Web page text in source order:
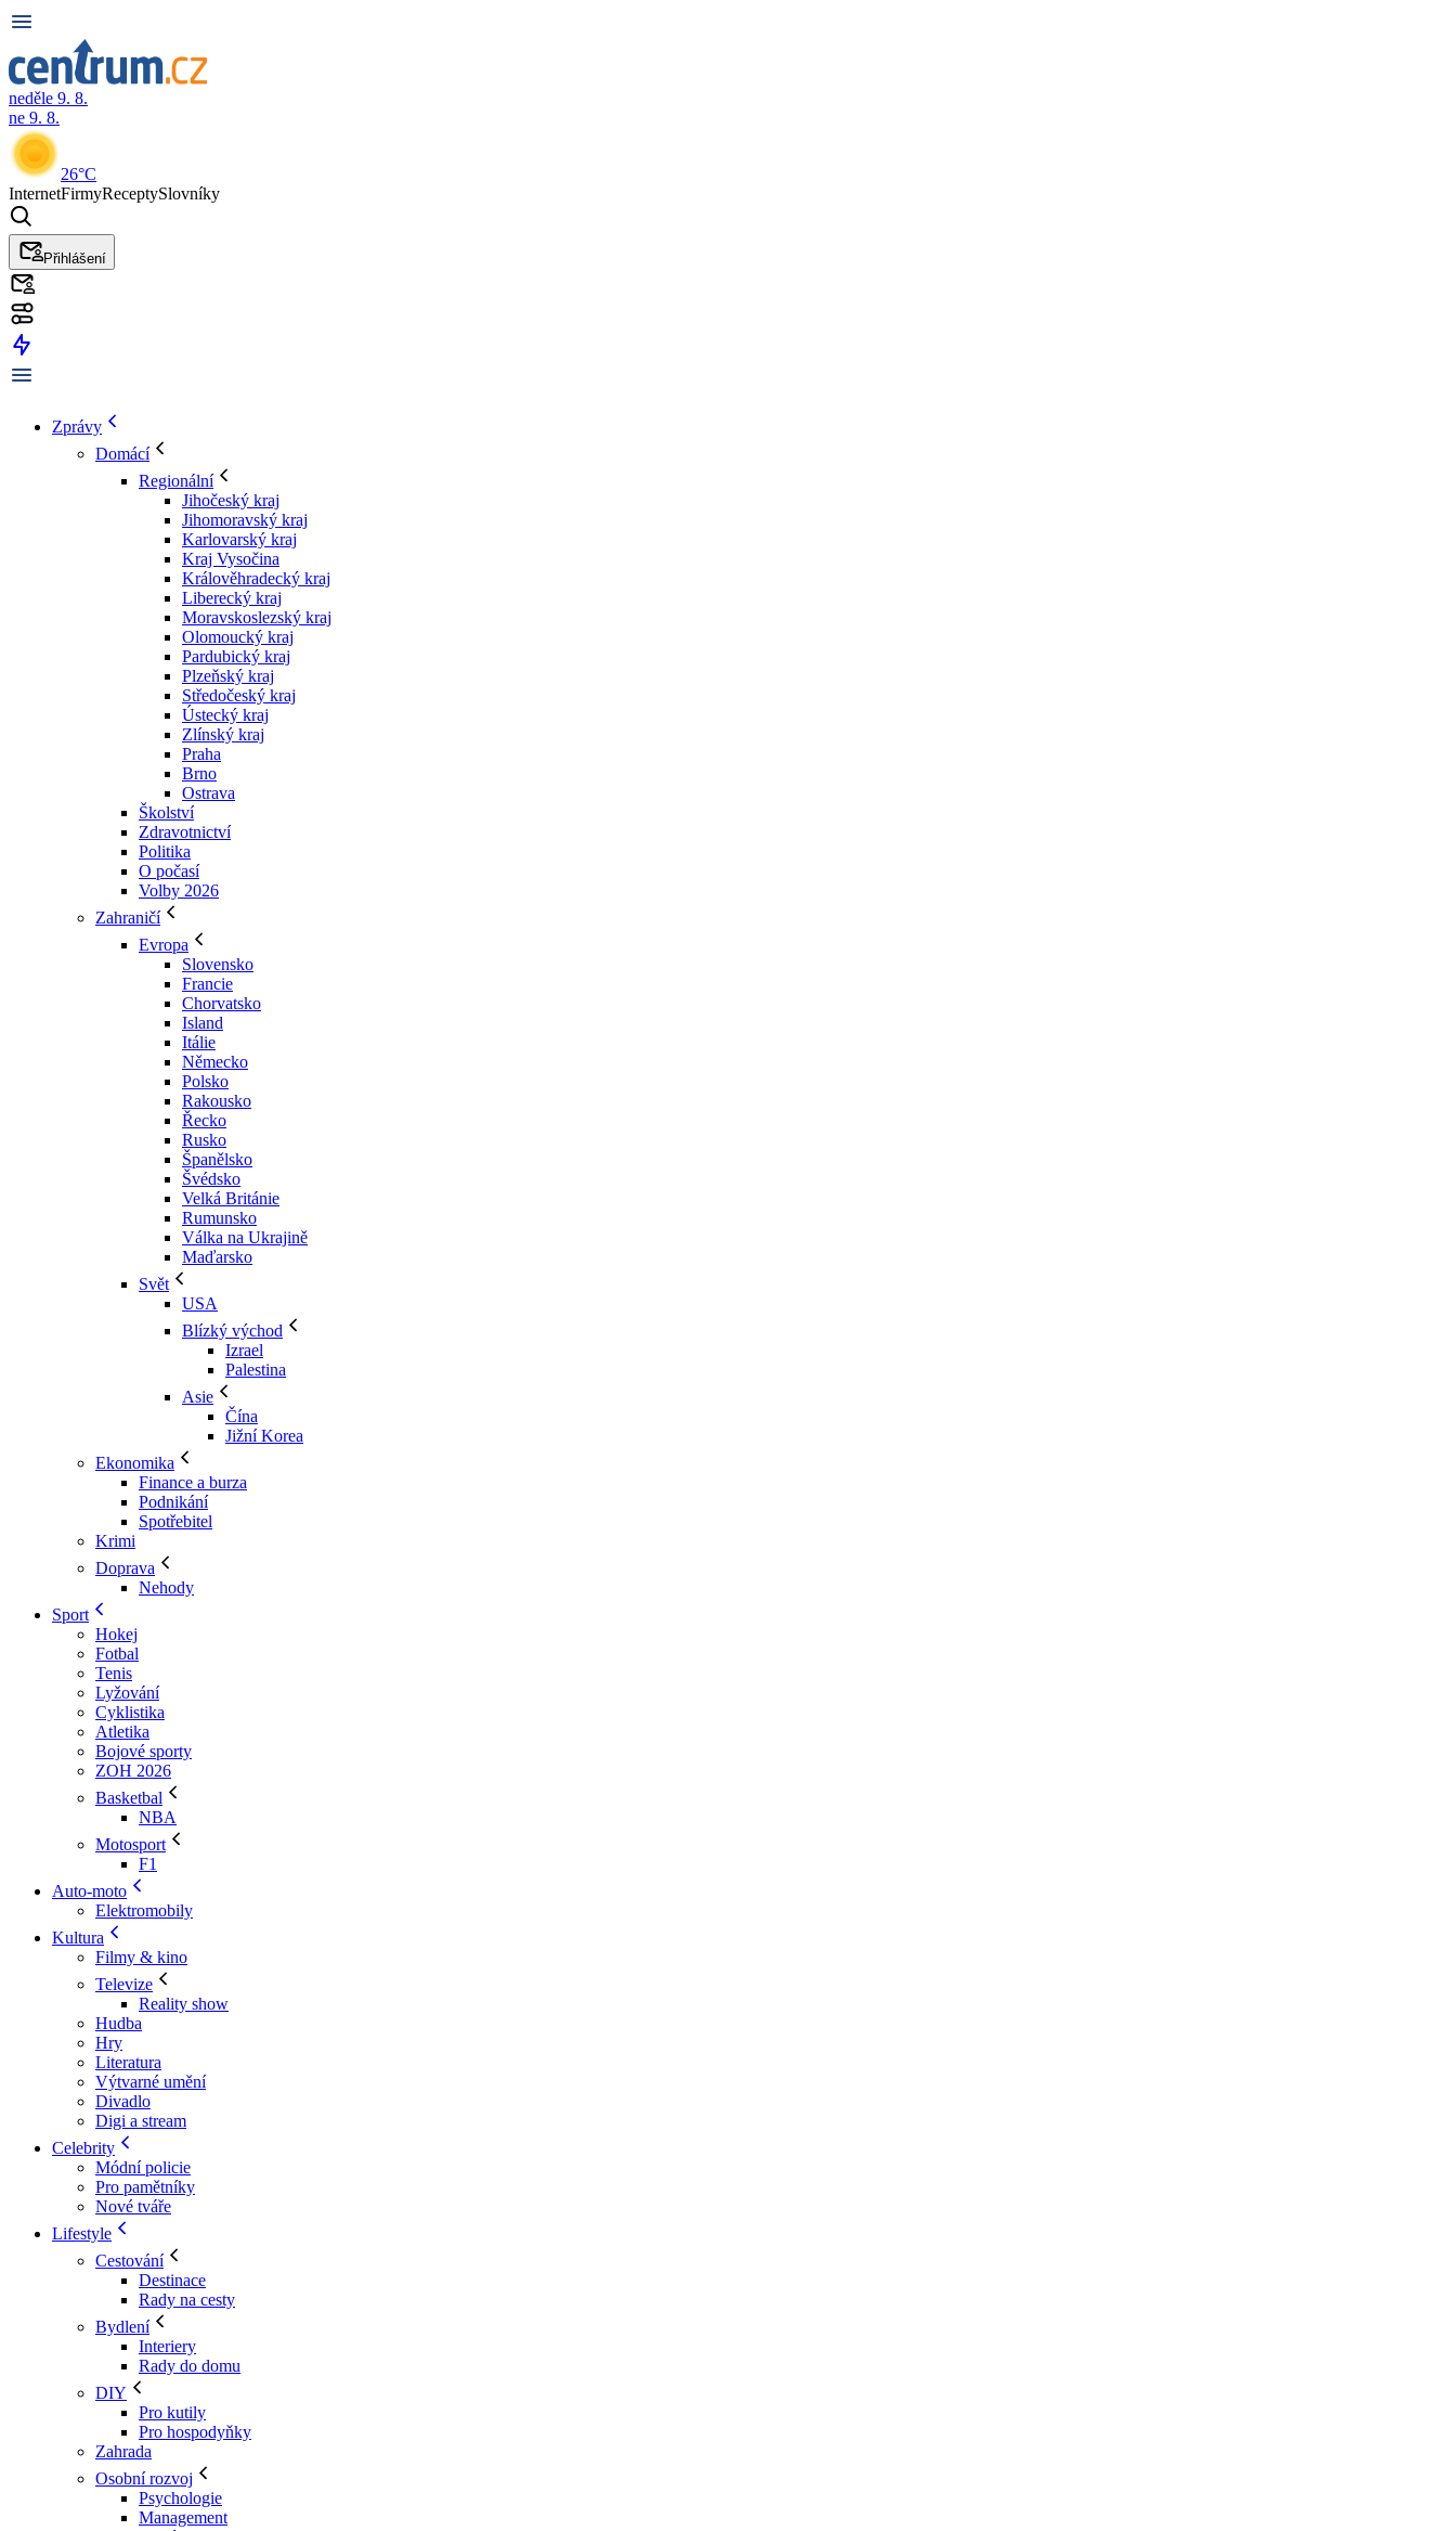
neděle 9. 8.
ne 9. 8.
26°C
InternetFirmyReceptySlovníky
Přihlášení
Zprávy
Domácí
Regionální
Jihočeský kraj
Jihomoravský kraj
Karlovarský kraj
Kraj Vysočina
Králověhradecký kraj
Liberecký kraj
Moravskoslezský kraj
Olomoucký kraj
Pardubický kraj
Plzeňský kraj
Středočeský kraj
Ústecký kraj
Zlínský kraj
Praha
Brno
Ostrava
Školství
Zdravotnictví
Politika
O počasí
Volby 2026
Zahraničí
Evropa
Slovensko
Francie
Chorvatsko
Island
Itálie
Německo
Polsko
Rakousko
Řecko
Rusko
Španělsko
Švédsko
Velká Británie
Rumunsko
Válka na Ukrajině
Maďarsko
Svět
USA
Blízký východ
Izrael
Palestina
Asie
Čína
Jižní Korea
Ekonomika
Finance a burza
Podnikání
Spotřebitel
Krimi
Doprava
Nehody
Sport
Hokej
Fotbal
Tenis
Lyžování
Cyklistika
Atletika
Bojové sporty
ZOH 2026
Basketbal
NBA
Motosport
F1
Auto-moto
Elektromobily
Kultura
Filmy & kino
Televize
Reality show
Hudba
Hry
Literatura
Výtvarné umění
Divadlo
Digi a stream
Celebrity
Módní policie
Pro pamětníky
Nové tváře
Lifestyle
Cestování
Destinace
Rady na cesty
Bydlení
Interiery
Rady do domu
DIY
Pro kutily
Pro hospodyňky
Zahrada
Osobní rozvoj
Psychologie
Management